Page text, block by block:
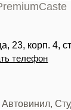
23, корп. 4,
телефон
Автовинил,